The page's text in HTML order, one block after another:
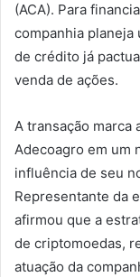
(ACA). Para
companhia
de crédito já
venda de ações.
A transação marca
Adecoagro em um
influência de seu
Representante da
afirmou que a
de criptomoedas,
atuação da